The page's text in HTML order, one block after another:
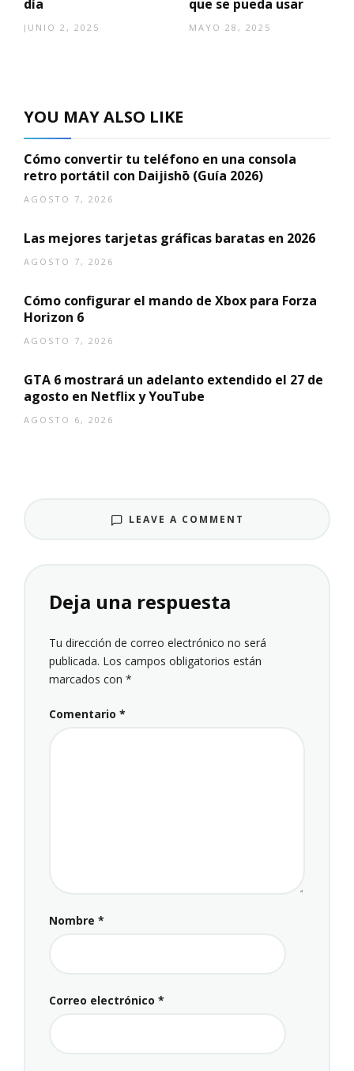
día
JUNIO 2, 2025
que se pueda usar
MAYO 28, 2025
YOU MAY ALSO LIKE
Cómo convertir tu teléfono en una consola
retro portátil con Daijishō (Guía 2026)
AGOSTO 7, 2026
Las mejores tarjetas gráficas baratas en 2026
AGOSTO 7, 2026
Cómo configurar el mando de Xbox para Forza
Horizon 6
AGOSTO 7, 2026
GTA 6 mostrará un adelanto extendido el 27 de
agosto en Netflix y YouTube
AGOSTO 6, 2026
LEAVE A COMMENT
Deja una respuesta
Tu dirección de correo electrónico no será
publicada. Los campos obligatorios están
marcados con *
Comentario *
Nombre *
Correo electrónico *